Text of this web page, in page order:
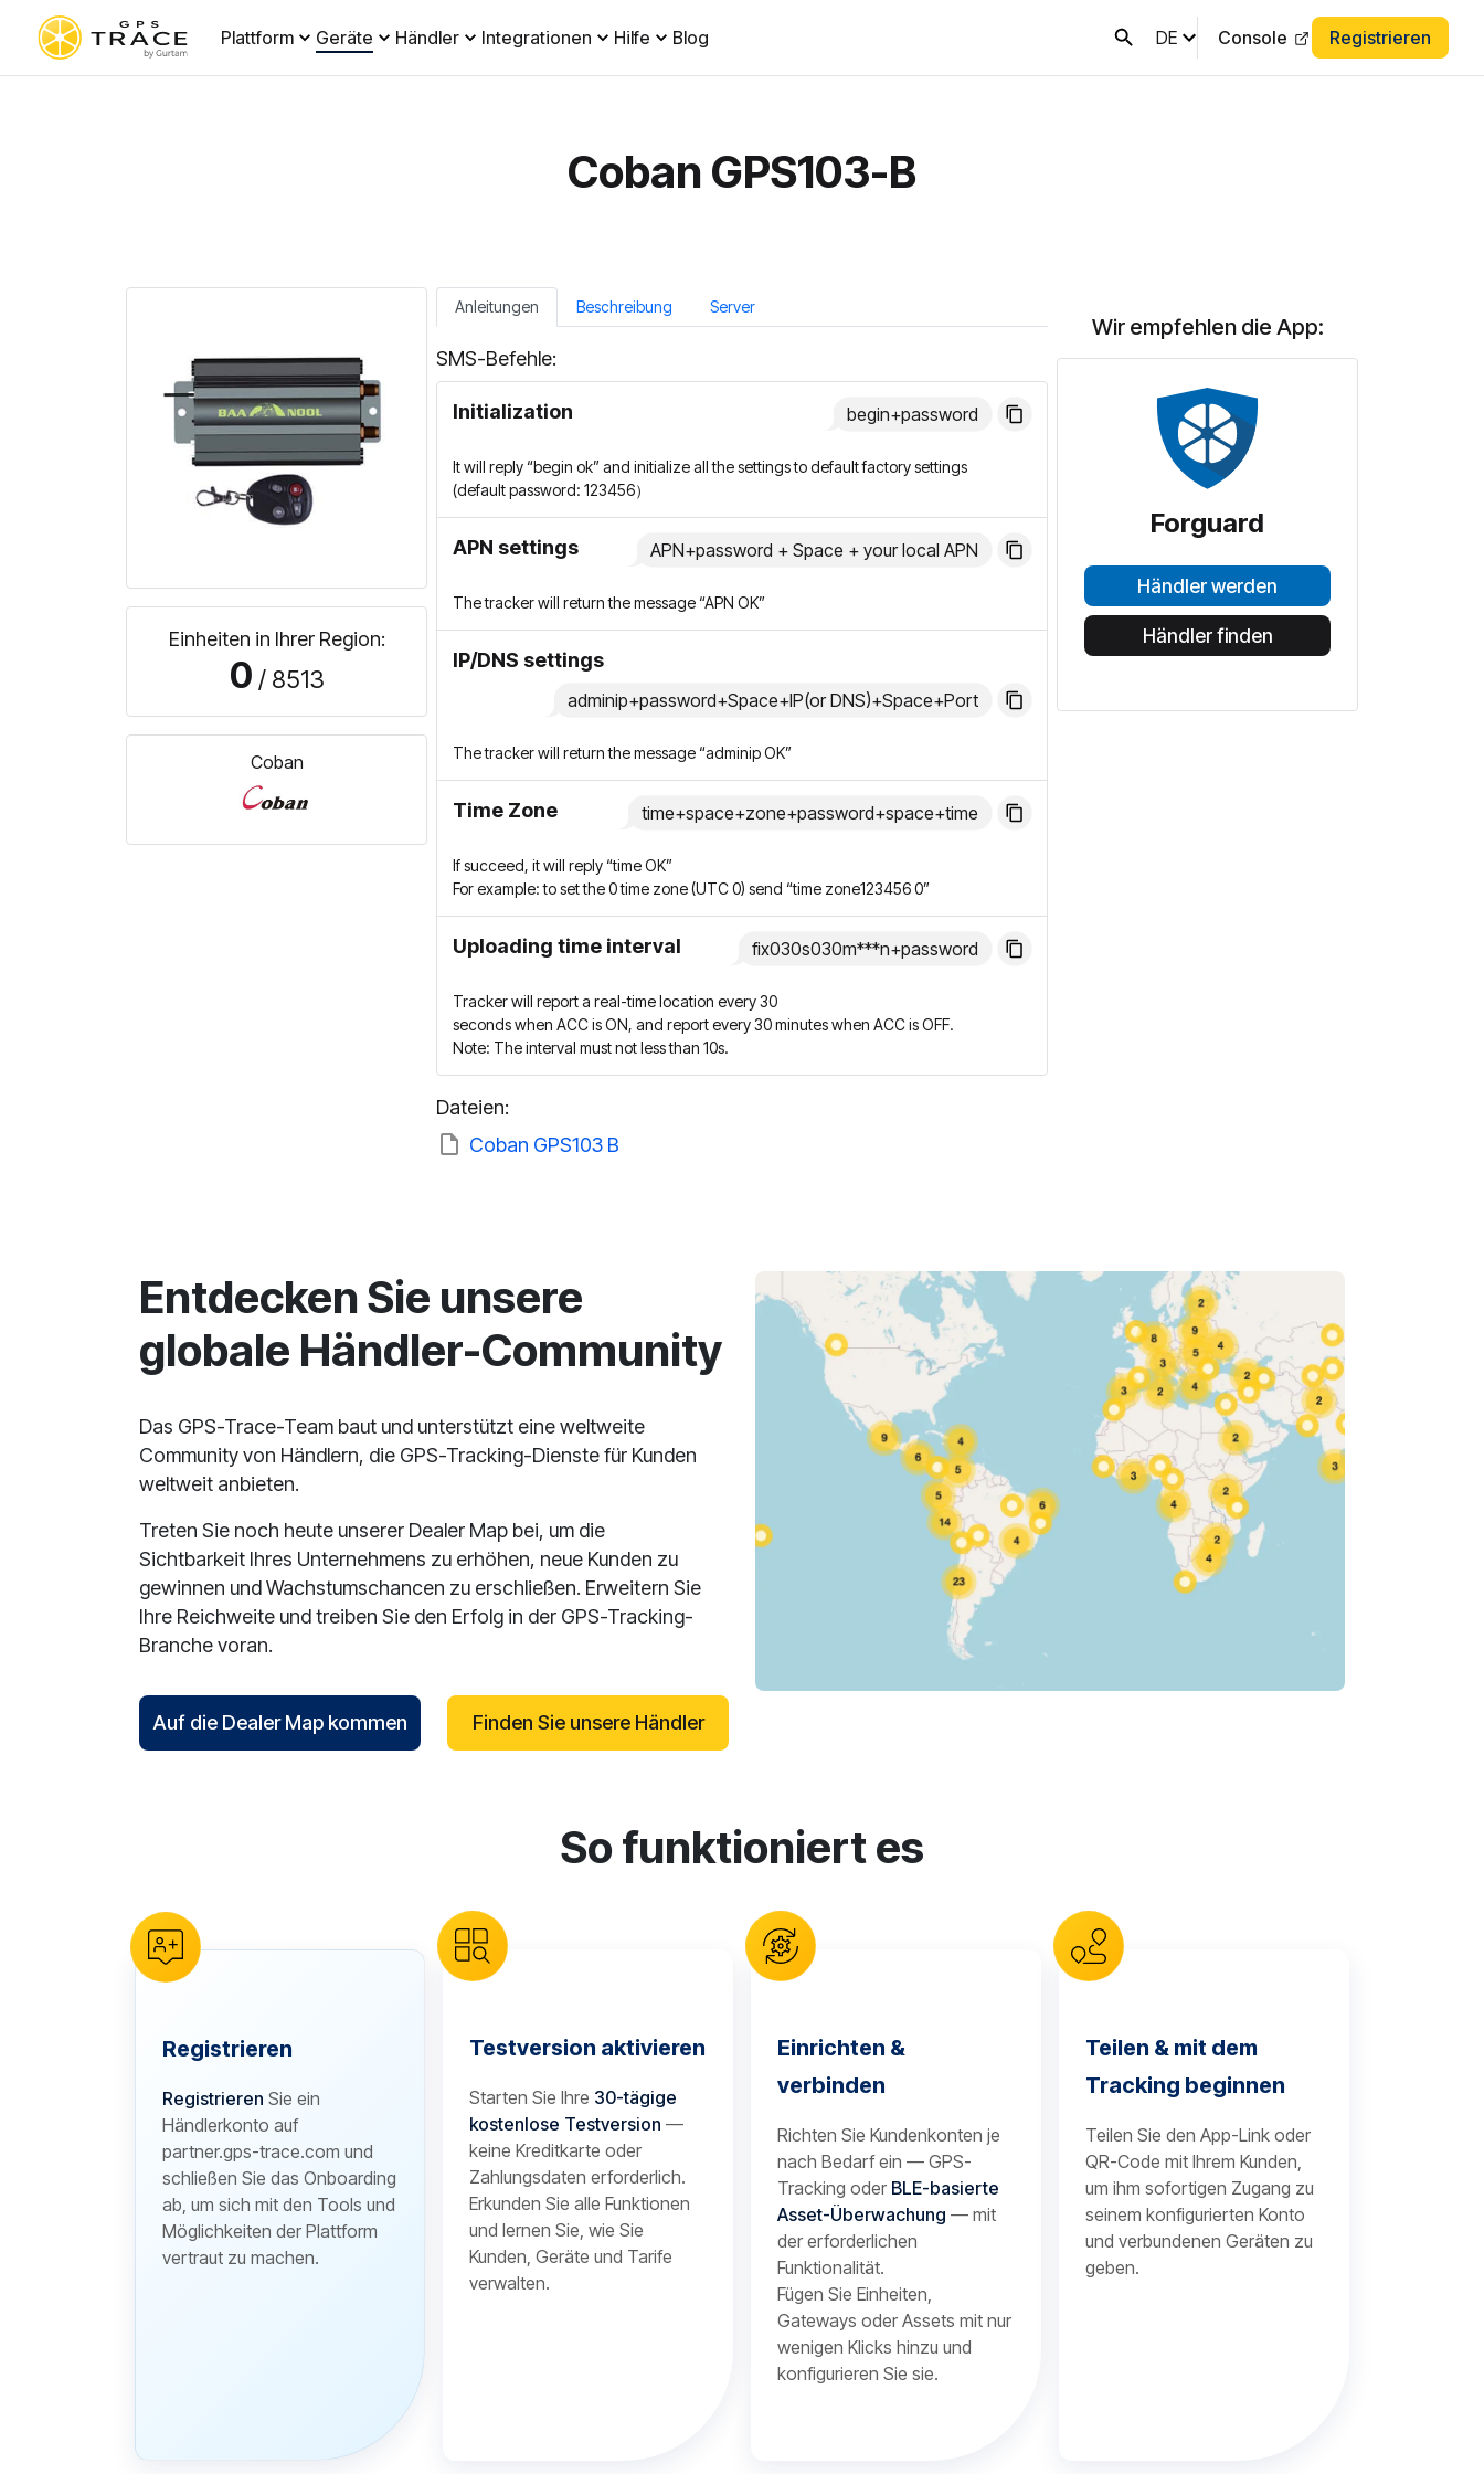
Plattform Geräte Händler Integrationen Hilfe Blog DE Console Registrieren
Coban GPS103-B
Einheiten in Ihrer Region:
0 / 8513
Coban
Anleitungen Beschreibung Server
SMS-Befehle:
Initialization begin+password
It will reply “begin ok” and initialize all the settings to default factory settings
(default password: 123456）
APN settings APN+password + Space + your local APN
The tracker will return the message “APN OK”
IP/DNS settings
adminip+password+Space+IP(or DNS)+Space+Port
The tracker will return the message “adminip OK”
Time Zone time+space+zone+password+space+time
If succeed, it will reply “time OK”
For example: to set the 0 time zone (UTC 0) send “time zone123456 0”
Uploading time interval fix030s030m***n+password
Tracker will report a real-time location every 30
seconds when ACC is ON, and report every 30 minutes when ACC is OFF.
Note: The interval must not less than 10s.
Dateien:
Coban GPS103 B
Wir empfehlen die App:
Forguard
Händler werden
Händler finden
Entdecken Sie unsere
globale Händler-Community
Das GPS-Trace-Team baut und unterstützt eine weltweite
Community von Händlern, die GPS-Tracking-Dienste für Kunden
weltweit anbieten.
Treten Sie noch heute unserer Dealer Map bei, um die
Sichtbarkeit Ihres Unternehmens zu erhöhen, neue Kunden zu
gewinnen und Wachstumschancen zu erschließen. Erweitern Sie
Ihre Reichweite und treiben Sie den Erfolg in der GPS-Tracking-
Branche voran.
Auf die Dealer Map kommen Finden Sie unsere Händler
So funktioniert es
Registrieren
Registrieren Sie ein
Händlerkonto auf
partner.gps-trace.com und
schließen Sie das Onboarding
ab, um sich mit den Tools und
Möglichkeiten der Plattform
vertraut zu machen.
Testversion aktivieren
Starten Sie Ihre 30-tägige
kostenlose Testversion —
keine Kreditkarte oder
Zahlungsdaten erforderlich.
Erkunden Sie alle Funktionen
und lernen Sie, wie Sie
Kunden, Geräte und Tarife
verwalten.
Einrichten &
verbinden
Richten Sie Kundenkonten je
nach Bedarf ein — GPS-
Tracking oder BLE-basierte
Asset-Überwachung — mit
der erforderlichen
Funktionalität.
Fügen Sie Einheiten,
Gateways oder Assets mit nur
wenigen Klicks hinzu und
konfigurieren Sie sie.
Teilen & mit dem
Tracking beginnen
Teilen Sie den App-Link oder
QR-Code mit Ihrem Kunden,
um ihm sofortigen Zugang zu
seinem konfigurierten Konto
und verbundenen Geräten zu
geben.